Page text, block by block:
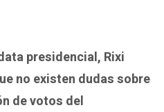
presidencial, Rixi
no existen dudas sobre
de votos del